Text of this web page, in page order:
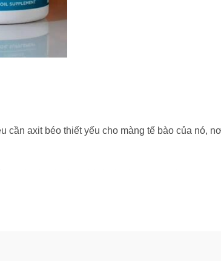
cần axit béo thiết yếu cho màng tế bào của nó,